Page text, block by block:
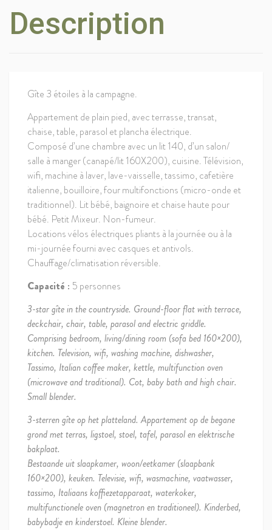
Description
Gîte 3 étoiles à la campagne.
Appartement de plain pied, avec terrasse, transat,
chaise, table, parasol et plancha électrique.
Composé d’une chambre avec un lit 140, d’un salon/
salle à manger (canapé/lit 160X200), cuisine. Télévision,
wifi, machine à laver, lave-vaisselle, tassimo, cafetière
italienne, bouilloire, four multifonctions (micro-onde et
traditionnel). Lit bébé, baignoire et chaise haute pour
bébé. Petit Mixeur. Non-fumeur.
Locations vélos électriques pliants à la journée ou à la
mi-journée fourni avec casques et antivols.
Chauffage/climatisation réversible.
Capacité : 5 personnes
3-star gîte in the countryside. Ground-floor flat with terrace,
deckchair, chair, table, parasol and electric griddle.
Comprising bedroom, living/dining room (sofa bed 160×200),
kitchen. Television, wifi, washing machine, dishwasher,
Tassimo, Italian coffee maker, kettle, multifunction oven
(microwave and traditional). Cot, baby bath and high chair.
Small blender.
3-sterren gîte op het platteland. Appartement op de begane
grond met terras, ligstoel, stoel, tafel, parasol en elektrische
bakplaat.
Bestaande uit slaapkamer, woon/eetkamer (slaapbank
160×200), keuken. Televisie, wifi, wasmachine, vaatwasser,
tassimo, Italiaans koffiezetapparaat, waterkoker,
multifunctionele oven (magnetron en traditioneel). Kinderbed,
babybadje en kinderstoel. Kleine blender.